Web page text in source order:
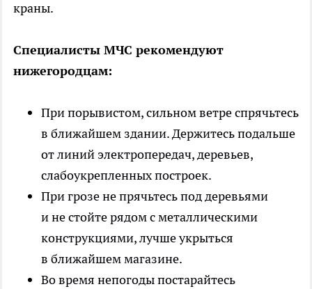
краны.
Специалисты МЧС рекомендуют
нижегородцам:
При порывистом, сильном ветре спрячьтесь
в ближайшем здании. Держитесь подальше
от линий электропередач, деревьев,
слабоукрепленных построек.
При грозе не прячьтесь под деревьями
и не стойте рядом с металлическими
конструкциями, лучше укрыться
в ближайшем магазине.
Во время непогоды постарайтесь